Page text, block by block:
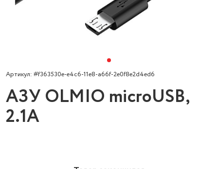
Артикул: #f363530e-e4c6-11e8-a66f-2e0f8e2d4ed6
АЗУ OLMIO microUSB,
2.1А